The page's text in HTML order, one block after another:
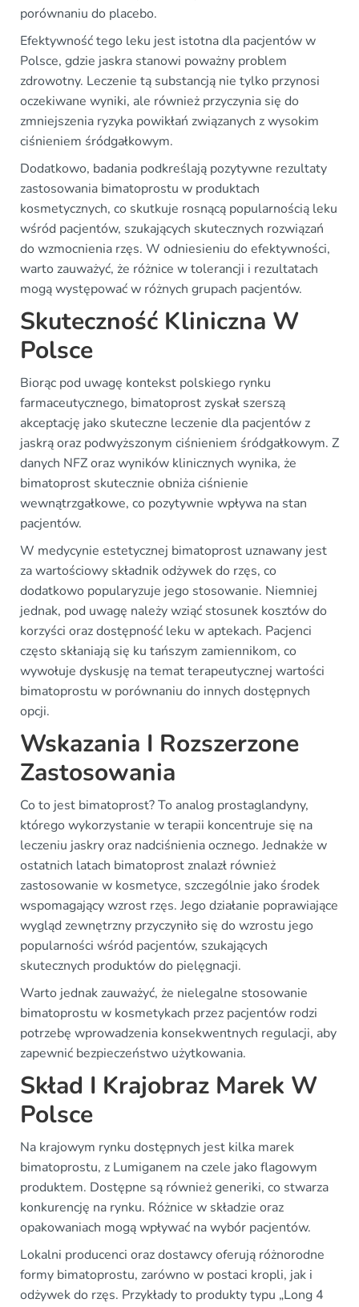
porównaniu do placebo.
Efektywność tego leku jest istotna dla pacjentów w
Polsce, gdzie jaskra stanowi poważny problem
zdrowotny. Leczenie tą substancją nie tylko przynosi
oczekiwane wyniki, ale również przyczynia się do
zmniejszenia ryzyka powikłań związanych z wysokim
ciśnieniem śródgałkowym.
Dodatkowo, badania podkreślają pozytywne rezultaty
zastosowania bimatoprostu w produktach
kosmetycznych, co skutkuje rosnącą popularnością leku
wśród pacjentów, szukających skutecznych rozwiązań
do wzmocnienia rzęs. W odniesieniu do efektywności,
warto zauważyć, że różnice w tolerancji i rezultatach
mogą występować w różnych grupach pacjentów.
Skuteczność Kliniczna W
Polsce
Biorąc pod uwagę kontekst polskiego rynku
farmaceutycznego, bimatoprost zyskał szerszą
akceptację jako skuteczne leczenie dla pacjentów z
jaskrą oraz podwyższonym ciśnieniem śródgałkowym. Z
danych NFZ oraz wyników klinicznych wynika, że
bimatoprost skutecznie obniża ciśnienie
wewnątrzgałkowe, co pozytywnie wpływa na stan
pacjentów.
W medycynie estetycznej bimatoprost uznawany jest
za wartościowy składnik odżywek do rzęs, co
dodatkowo popularyzuje jego stosowanie. Niemniej
jednak, pod uwagę należy wziąć stosunek kosztów do
korzyści oraz dostępność leku w aptekach. Pacjenci
często skłaniają się ku tańszym zamiennikom, co
wywołuje dyskusję na temat terapeutycznej wartości
bimatoprostu w porównaniu do innych dostępnych
opcji.
Wskazania I Rozszerzone
Zastosowania
Co to jest bimatoprost? To analog prostaglandyny,
którego wykorzystanie w terapii koncentruje się na
leczeniu jaskry oraz nadciśnienia ocznego. Jednakże w
ostatnich latach bimatoprost znalazł również
zastosowanie w kosmetyce, szczególnie jako środek
wspomagający wzrost rzęs. Jego działanie poprawiające
wygląd zewnętrzny przyczyniło się do wzrostu jego
popularności wśród pacjentów, szukających
skutecznych produktów do pielęgnacji.
Warto jednak zauważyć, że nielegalne stosowanie
bimatoprostu w kosmetykach przez pacjentów rodzi
potrzebę wprowadzenia konsekwentnych regulacji, aby
zapewnić bezpieczeństwo użytkowania.
Skład I Krajobraz Marek W
Polsce
Na krajowym rynku dostępnych jest kilka marek
bimatoprostu, z Lumiganem na czele jako flagowym
produktem. Dostępne są również generiki, co stwarza
konkurencję na rynku. Różnice w składzie oraz
opakowaniach mogą wpływać na wybór pacjentów.
Lokalni producenci oraz dostawcy oferują różnorodne
formy bimatoprostu, zarówno w postaci kropli, jak i
odżywek do rzęs. Przykłady to produkty typu „Long 4